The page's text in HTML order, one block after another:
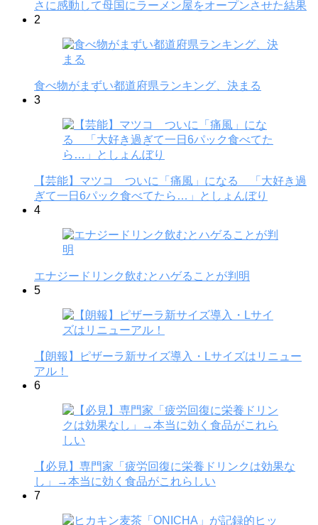
さに感動して母国にラーメン屋をオープンさせた結果
2
食べ物がまずい都道府県ランキング、決まる
3
【芸能】マツコ ついに「痛風」になる 「大好き過
ぎて一日6パック食べてたら…」としょんぼり
4
エナジードリンク飲むとハゲることが判明
5
【朗報】ピザーラ新サイズ導入・Lサイズはリニュー
アル！
6
【必見】専門家「疲労回復に栄養ドリンクは効果な
し」→本当に効く食品がこれらしい
7